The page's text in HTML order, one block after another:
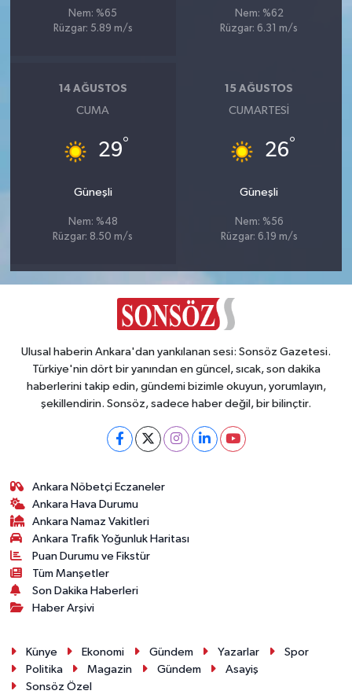
Nem: %65
Rüzgar: 5.89 m/s
Nem: %62
Rüzgar: 6.31 m/s
14 AĞUSTOS
CUMA
29°
Güneşli
Nem: %48
Rüzgar: 8.50 m/s
15 AĞUSTOS
CUMARTESI
26°
Güneşli
Nem: %56
Rüzgar: 6.19 m/s
Ulusal haberin Ankara'dan yankılanan sesi: Sonsöz Gazetesi.
Türkiye'nin dört bir yanından en güncel, sıcak, son dakika
haberlerini takip edin, gündemi bizimle okuyun, yorumlayın,
şekillendirin. Sonsöz, sadece haber değil, bir bilinçtir.
Ankara Nöbetçi Eczaneler
Ankara Hava Durumu
Ankara Namaz Vakitleri
Ankara Trafik Yoğunluk Haritası
Puan Durumu ve Fikstür
Tüm Manşetler
Son Dakika Haberleri
Haber Arşivi
Künye Ekonomi Gündem Yazarlar
Spor
Politika
Magazin Gündem
Asayiş
Sonsöz Özel